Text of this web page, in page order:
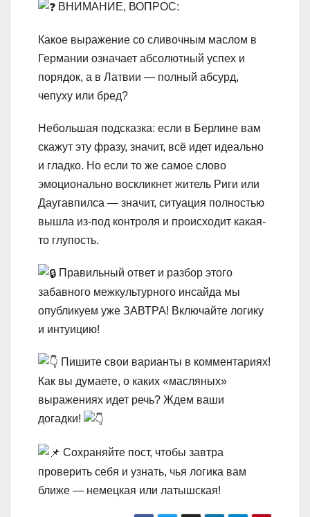
ВНИМАНИЕ, ВОПРОС:
Какое выражение со сливочным маслом в
Германии означает абсолютный успех и
порядок, а в Латвии — полный абсурд,
чепуху или бред?
Небольшая подсказка: если в Берлине вам
скажут эту фразу, значит, всё идет идеально
и гладко. Но если то же самое слово
эмоционально воскликнет житель Риги или
Даугавпилса — значит, ситуация полностью
вышла из-под контроля и происходит какая-
то глупость.
Правильный ответ и разбор этого
забавного межкультурного инсайда мы
опубликуем уже ЗАВТРА! Включайте логику
и интуицию!
Пишите свои варианты в комментариях!
Как вы думаете, о каких «масляных»
выражениях идет речь? Ждем ваши
догадки!
Сохраняйте пост, чтобы завтра
проверить себя и узнать, чья логика вам
ближе — немецкая или латышская!